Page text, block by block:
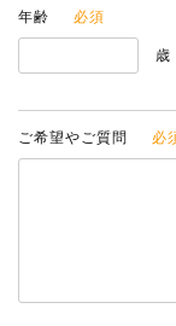
年齢
歳
ご希望やご質問